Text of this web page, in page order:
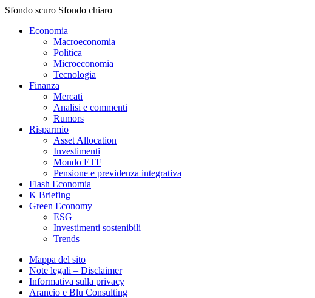
Sfondo scuro Sfondo chiaro
Economia
Macroeconomia
Politica
Microeconomia
Tecnologia
Finanza
Mercati
Analisi e commenti
Rumors
Risparmio
Asset Allocation
Investimenti
Mondo ETF
Pensione e previdenza integrativa
Flash Economia
K Briefing
Green Economy
ESG
Investimenti sostenibili
Trends
Mappa del sito
Note legali – Disclaimer
Informativa sulla privacy
Arancio e Blu Consulting